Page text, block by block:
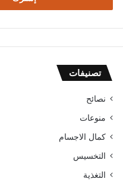
ب
د
إ
ت
و
ن
تصنيفات
نصائح
منوعات
كمال الاجسام
التخسيس
التغذية